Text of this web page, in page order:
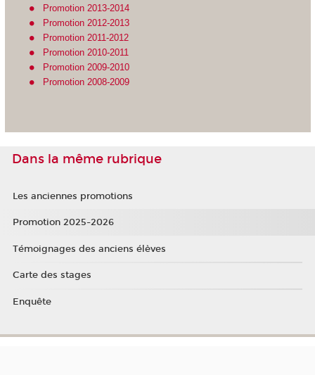
Promotion 2013-2014
Promotion 2012-2013
Promotion 2011-2012
Promotion 2010-2011
Promotion 2009-2010
Promotion 2008-2009
Dans la même rubrique
Les anciennes promotions
Promotion 2025-2026
Témoignages des anciens élèves
Carte des stages
Enquête